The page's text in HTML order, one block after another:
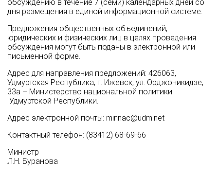
обсуждению в течение 7 (семи) календарных дней со
дня размещения в единой информационной системе.
Предложения общественных объединений,
юридических и физических лиц в целях проведения
обсуждения могут быть поданы в электронной или
письменной форме.
Адрес для направления предложений: 426063,
Удмуртская Республика, г. Ижевск, ул. Орджоникидзе,
33а – Министерство национальной политики
Удмуртской Республики.
Адрес электронной почты: minnac@udm.net
Контактный телефон: (83412) 68-69-66
Министр
Л.Н. Буранова